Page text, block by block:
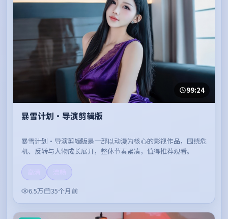
99:24
暴雪计划·导演剪辑版
暴雪计划·导演剪辑版是一部以动漫为核心的影视作品，围绕危
机、反转与人物成长展开，整体节奏紧凑，值得推荐观看。
6.5万
35个月前